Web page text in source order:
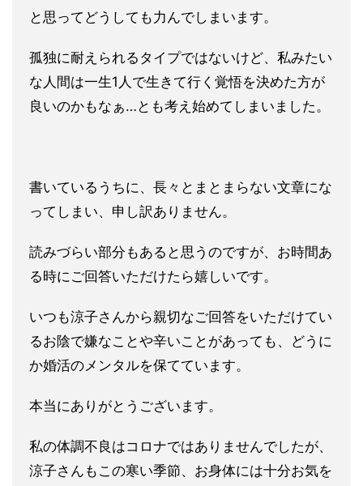
と思ってどうしても力んでしまいます。
孤独に耐えられるタイプではないけど、私みたい
な人間は一生1人 で生きて行く覚悟を決めた方が
良いのかもなぁ… とも考え始めてしまいました。
書いているうちに、長々とまとまらない文章にな
ってしまい、申し訳ありません。
読みづらい部分もあると思うのですが、お時間あ
る時にご回答いただけたら嬉しいです。
いつも涼子さんから親切なご回答をいただけてい
るお陰で嫌なことや辛いことがあっても、どうに
か婚活のメンタルを保てています。
本当にありがとうございます。
私の体調不良はコロナではありませんでしたが、
涼子さんもこの寒い季節、お身体には十分お気を